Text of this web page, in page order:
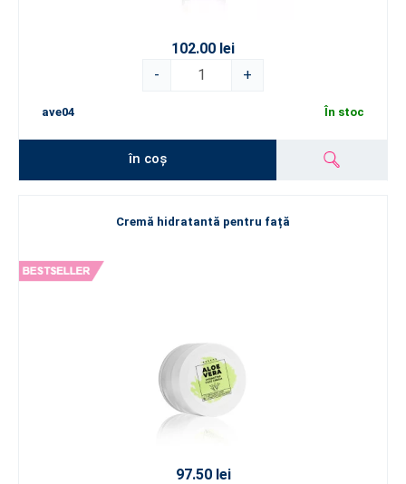
102.00 lei
-
+
ave04 În stoc
în coș
Cremă hidratantă pentru față
97.50 lei